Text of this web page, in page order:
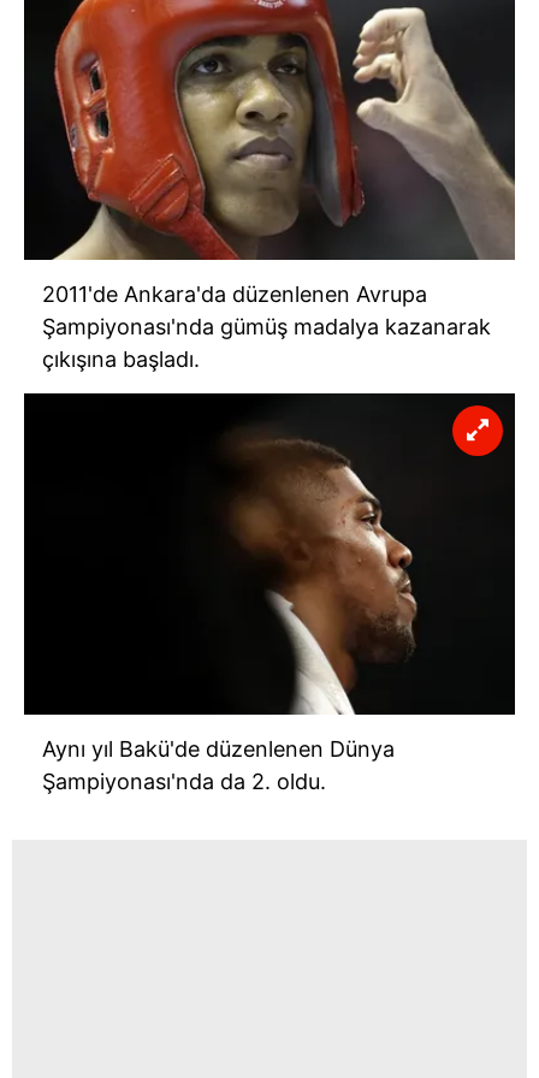
2011'de Ankara'da düzenlenen Avrupa
Şampiyonası'nda gümüş madalya kazanarak
çıkışına başladı.
Aynı yıl Bakü'de düzenlenen Dünya
Şampiyonası'nda da 2. oldu.